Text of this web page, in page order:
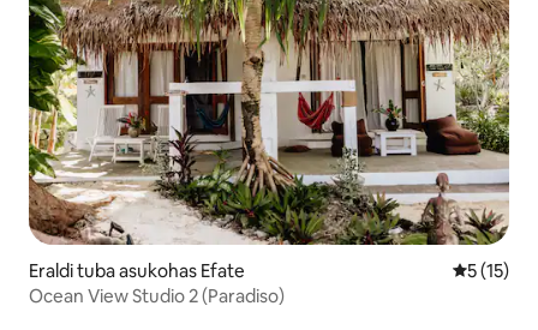
Eraldi tuba asukohas Efate
5 (15)
Ocean View Studio 2 (Paradiso)